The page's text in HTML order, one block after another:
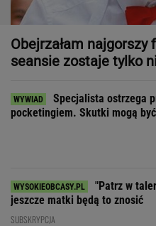
Obejrzałam najgorszy
seansie zostaje tylko
Specjalista ostrzega
pocketingiem. Skutki mogą
"Patrz w
jeszcze matki będą to znosić
SUBSKRYPCJA